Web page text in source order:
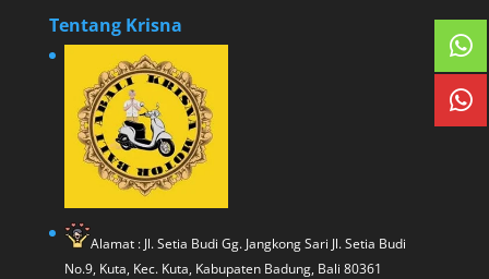
Tentang Krisna
Alamat : Jl. Setia Budi Gg. Jangkong Sari Jl. Setia Budi
No.9, Kuta, Kec. Kuta, Kabupaten Badung, Bali 80361